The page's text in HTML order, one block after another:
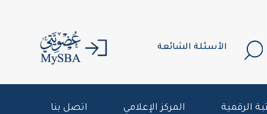
الأسئلة الشائعة
الرقمية المركز الإعلامي اتصل بنا